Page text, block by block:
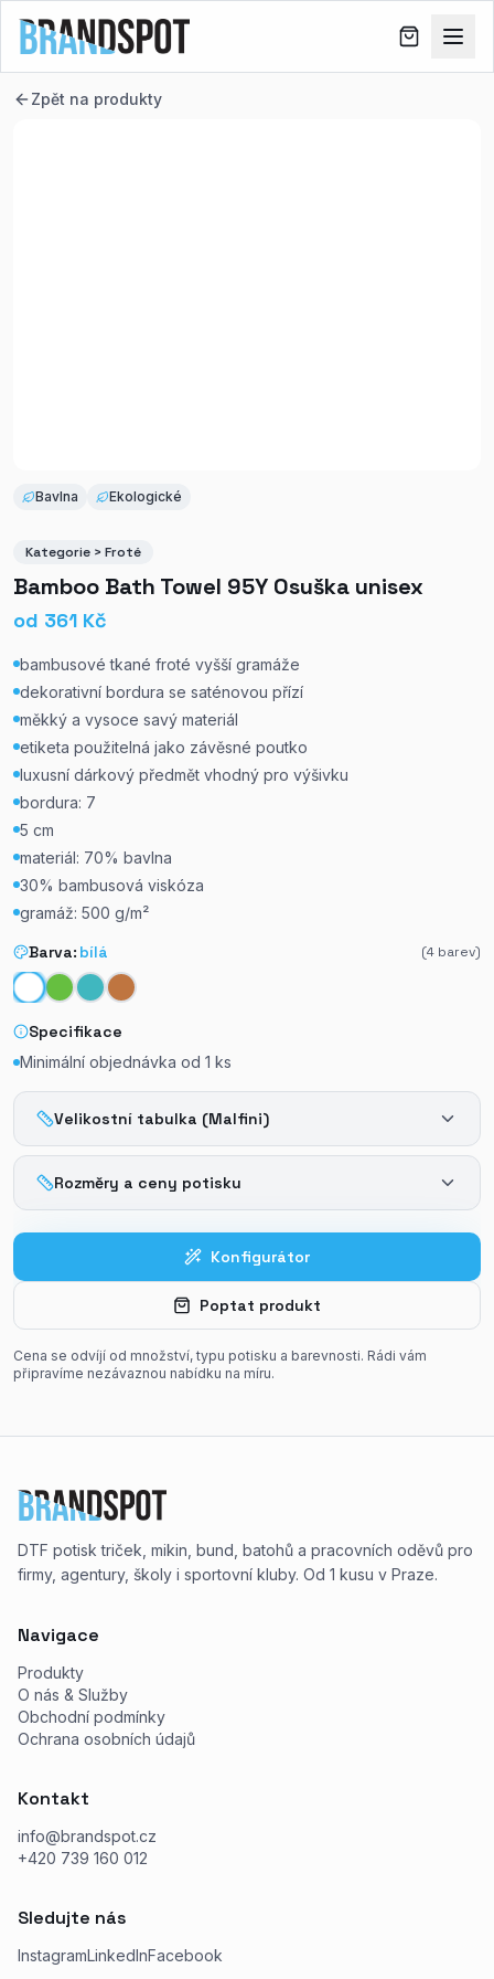
Zpět na produkty
Bavlna Ekologické
Kategorie > Froté
Bamboo Bath Towel 95Y Osuška unisex
od 361 Kč
bambusové tkané froté vyšší gramáže
dekorativní bordura se saténovou přízí
měkký a vysoce savý materiál
etiketa použitelná jako závěsné poutko
luxusní dárkový předmět vhodný pro výšivku
bordura: 7
5 cm
materiál: 70% bavlna
30% bambusová viskóza
gramáž: 500 g/m²
Barva: bílá (4 barev)
Specifikace
Minimální objednávka od 1 ks
Velikostní tabulka (Malfini)
Rozměry a ceny potisku
Konfigurátor
Poptat produkt
Cena se odvíjí od množství, typu potisku a barevnosti. Rádi vám
připravíme nezávaznou nabídku na míru.
DTF potisk triček, mikin, bund, batohů a pracovních oděvů pro
firmy, agentury, školy i sportovní kluby. Od 1 kusu v Praze.
Navigace
Produkty
O nás & Služby
Obchodní podmínky
Ochrana osobních údajů
Kontakt
info@brandspot.cz
+420 739 160 012
Sledujte nás
InstagramLinkedInFacebook